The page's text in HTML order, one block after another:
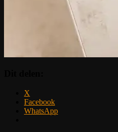
X
Facebook
WhatsApp